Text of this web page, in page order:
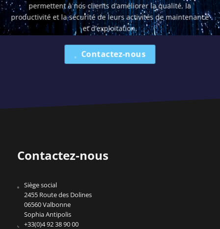
permettent à nos clients d’améliorer la qualité, la
productivité et la sécurité de leurs activités de maintenance
et d’exploitation.
Contactez-nous
Contactez-nous
Siège social
2455 Route des Dolines
06560 Valbonne
Sophia Antipolis
+33(0)4 92 38 90 00